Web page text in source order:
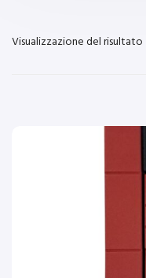
Visualizzazione del risultato